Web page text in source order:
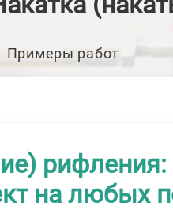
Примеры работ
рифления:
на любых